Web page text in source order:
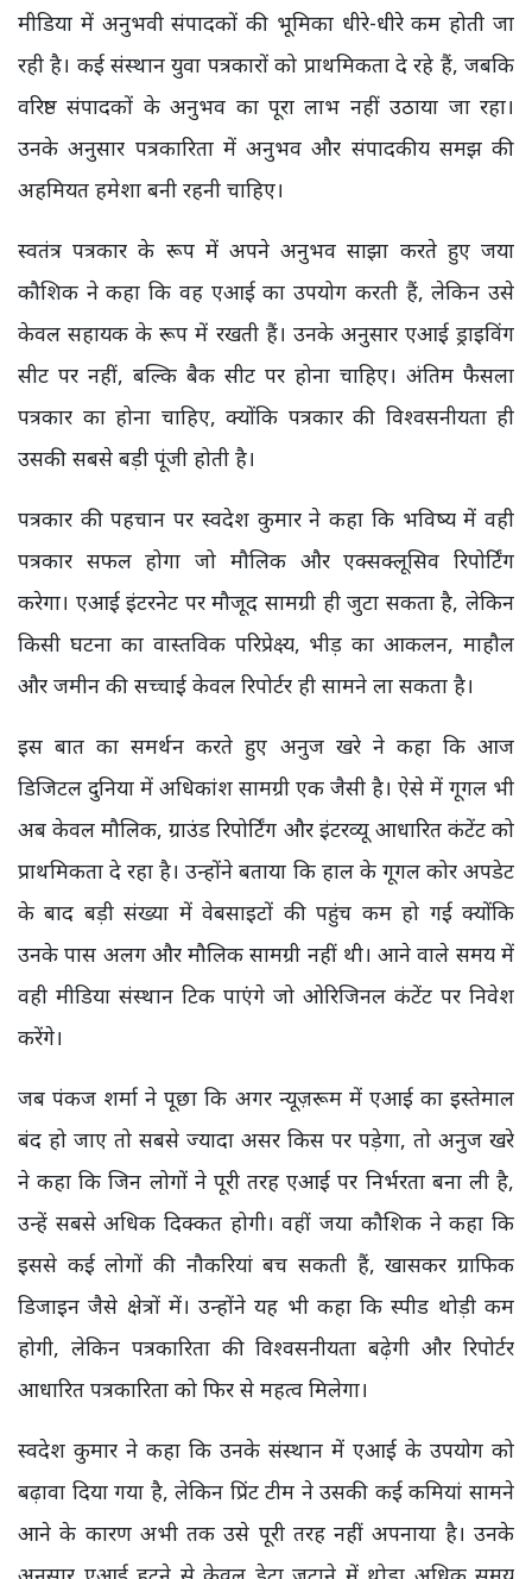
मीडिया में अनुभवी संपादकों की भूमिका धीरे-धीरे कम होती जा
रही है। कई संस्थान युवा पत्रकारों को प्राथमिकता दे रहे हैं, जबकि
वरिष्ठ संपादकों के अनुभव का पूरा लाभ नहीं उठाया जा रहा।
उनके अनुसार पत्रकारिता में अनुभव और संपादकीय समझ की
अहमियत हमेशा बनी रहनी चाहिए।
स्वतंत्र पत्रकार के रूप में अपने अनुभव साझा करते हुए जया
कौशिक ने कहा कि वह एआई का उपयोग करती हैं, लेकिन उसे
केवल सहायक के रूप में रखती हैं। उनके अनुसार एआई ड्राइविंग
सीट पर नहीं, बल्कि बैक सीट पर होना चाहिए। अंतिम फैसला
पत्रकार का होना चाहिए, क्योंकि पत्रकार की विश्वसनीयता ही
उसकी सबसे बड़ी पूंजी होती है।
पत्रकार की पहचान पर स्वदेश कुमार ने कहा कि भविष्य में वही
पत्रकार सफल होगा जो मौलिक और एक्सक्लूसिव रिपोर्टिंग
करेगा। एआई इंटरनेट पर मौजूद सामग्री ही जुटा सकता है, लेकिन
किसी घटना का वास्तविक परिप्रेक्ष्य, भीड़ का आकलन, माहौल
और जमीन की सच्चाई केवल रिपोर्टर ही सामने ला सकता है।
इस बात का समर्थन करते हुए अनुज खरे ने कहा कि आज
डिजिटल दुनिया में अधिकांश सामग्री एक जैसी है। ऐसे में गूगल भी
अब केवल मौलिक, ग्राउंड रिपोर्टिंग और इंटरव्यू आधारित कंटेंट को
प्राथमिकता दे रहा है। उन्होंने बताया कि हाल के गूगल कोर अपडेट
के बाद बड़ी संख्या में वेबसाइटों की पहुंच कम हो गई क्योंकि
उनके पास अलग और मौलिक सामग्री नहीं थी। आने वाले समय में
वही मीडिया संस्थान टिक पाएंगे जो ओरिजिनल कंटेंट पर निवेश
करेंगे।
जब पंकज शर्मा ने पूछा कि अगर न्यूज़रूम में एआई का इस्तेमाल
बंद हो जाए तो सबसे ज्यादा असर किस पर पड़ेगा, तो अनुज खरे
ने कहा कि जिन लोगों ने पूरी तरह एआई पर निर्भरता बना ली है,
उन्हें सबसे अधिक दिक्कत होगी। वहीं जया कौशिक ने कहा कि
इससे कई लोगों की नौकरियां बच सकती हैं, खासकर ग्राफिक
डिजाइन जैसे क्षेत्रों में। उन्होंने यह भी कहा कि स्पीड थोड़ी कम
होगी, लेकिन पत्रकारिता की विश्वसनीयता बढ़ेगी और रिपोर्टर
आधारित पत्रकारिता को फिर से महत्व मिलेगा।
स्वदेश कुमार ने कहा कि उनके संस्थान में एआई के उपयोग को
बढ़ावा दिया गया है, लेकिन प्रिंट टीम ने उसकी कई कमियां सामने
आने के कारण अभी तक उसे पूरी तरह नहीं अपनाया है। उनके